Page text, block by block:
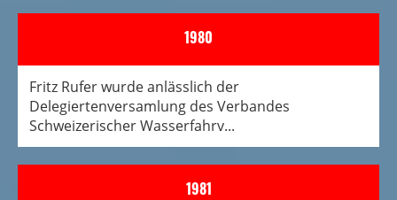
1980
Fritz Rufer wurde anlässlich der
Delegiertenversamlung des Verbandes
Schweizerischer Wasserfahrv...
1981